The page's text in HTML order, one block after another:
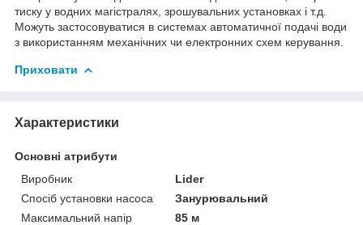
тиску у водних магістралях, зрошувальних установках і т.д.
Можуть застосовуватися в системах автоматичної подачі води
з використанням механічних чи електронних схем керування.
Приховати
Характеристики
Основні атрибути
Виробник
Lider
Спосіб установки насоса
Занурювальний
Максимальний напір
85 м